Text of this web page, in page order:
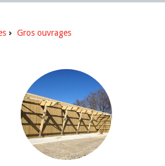
Gros ouvrages